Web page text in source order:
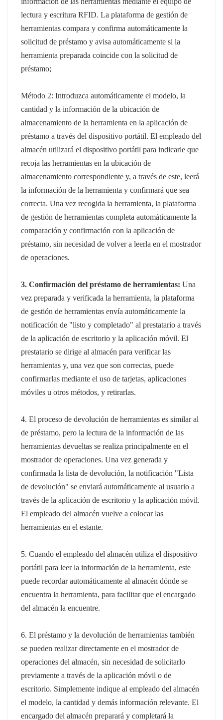
lectura y escritura RFID. La plataforma de gestión de
herramientas compara y confirma automáticamente la
solicitud de préstamo y avisa automáticamente si la
herramienta preparada coincide con la solicitud de
préstamo;
Método 2: Introduzca automáticamente el modelo, la
cantidad y la información de la ubicación de
almacenamiento de la herramienta en la aplicación de
préstamo a través del dispositivo portátil. El empleado del
almacén utilizará el dispositivo portátil para indicarle que
recoja las herramientas en la ubicación de
almacenamiento correspondiente y, a través de este, leerá
la información de la herramienta y confirmará que sea
correcta. Una vez recogida la herramienta, la plataforma
de gestión de herramientas completa automáticamente la
comparación y confirmación con la aplicación de
préstamo, sin necesidad de volver a leerla en el mostrador
de operaciones.
3. Confirmación del préstamo de herramientas:Una
vez preparada y verificada la herramienta, la plataforma
de gestión de herramientas envía automáticamente la
notificación de "listo y completado" al prestatario a través
de la aplicación de escritorio y la aplicación móvil. El
prestatario se dirige al almacén para verificar las
herramientas y, una vez que son correctas, puede
confirmarlas mediante el uso de tarjetas, aplicaciones
móviles u otros métodos, y retirarlas.
4. El proceso de devolución de herramientas es similar al
de préstamo, pero la lectura de la información de las
herramientas devueltas se realiza principalmente en el
mostrador de operaciones. Una vez generada y
confirmada la lista de devolución, la notificación "Lista
de devolución" se enviará automáticamente al usuario a
través de la aplicación de escritorio y la aplicación móvil.
El empleado del almacén vuelve a colocar las
herramientas en el estante.
5. Cuando el empleado del almacén utiliza el dispositivo
portátil para leer la información de la herramienta, este
puede recordar automáticamente al almacén dónde se
encuentra la herramienta, para facilitar que el encargado
del almacén la encuentre.
6. El préstamo y la devolución de herramientas también
se pueden realizar directamente en el mostrador de
operaciones del almacén, sin necesidad de solicitarlo
previamente a través de la aplicación móvil o de
escritorio. Simplemente indique al empleado del almacén
el modelo, la cantidad y demás información relevante. El
encargado del almacén preparará y completará la